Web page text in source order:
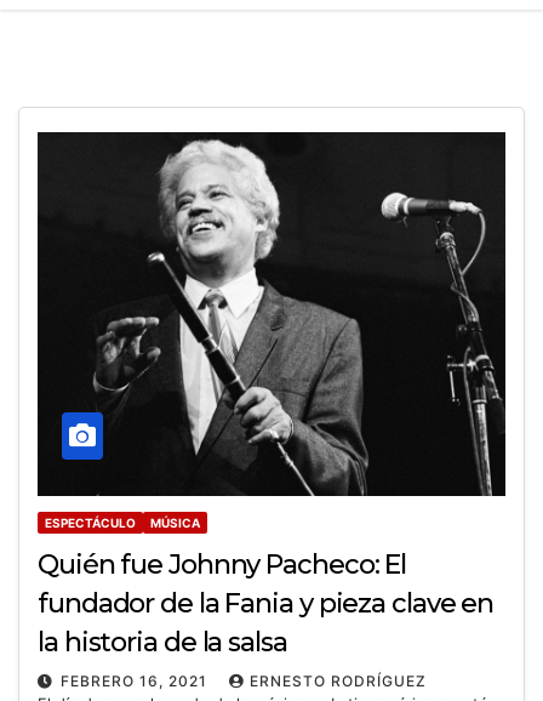
ESPECTÁCULO MÚSICA
Quién fue Johnny Pacheco: El
fundador de la Fania y pieza clave en
la historia de la salsa
FEBRERO 16, 2021
ERNESTO RODRÍGUEZ